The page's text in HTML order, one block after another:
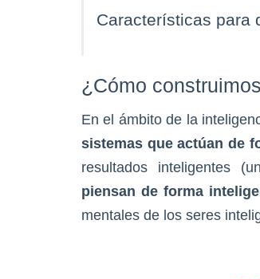
Características para
¿Cómo
En el ámbito de la
sistemas que actúan de
resultados inteligentes
piensan de forma
mentales de los seres